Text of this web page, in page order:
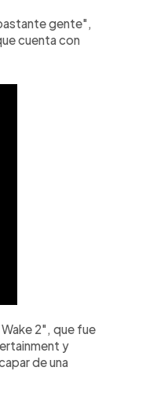
gente",
cuenta con
2", que fue
y
de una